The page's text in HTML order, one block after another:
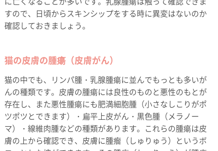
すので、日頃からスキンシップをする時に異変はないのか
確認しておきましょう。
猫の皮膚の腫瘍（皮膚がん）
猫の中でも、リンパ腫・乳腺腫瘍に並んでもっとも多いが
んの種類です。皮膚の腫瘍には良性のものと悪性のもとが
存在し、また悪性腫瘍にも肥満細胞腫（小さなしこりがポ
ツポツとできます）・扁平上皮がん・黒色腫（メラノー
マ）・線維肉腫などの種類があります。これらの腫瘍は皮
膚の上から確認でき、皮膚に腫瘤（しゅりゅう）というボ